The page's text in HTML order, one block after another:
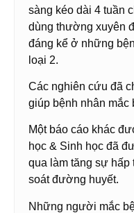
sàng kéo dài 4 tuần
dùng thường xuyên
đáng kể ở những
loại 2.
Các nghiên cứu đã
giúp bệnh nhân
Một báo cáo khác
học & Sinh học đã
qua làm tăng sự hấp
soát đường huyết.
Những người mắc